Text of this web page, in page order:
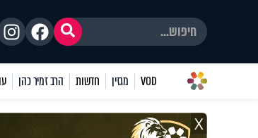
VOD מגזין חדשות הרב זמיר כהן
X